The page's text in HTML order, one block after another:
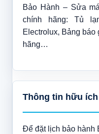
Bảo Hành – Sửa
chính hãng: Tủ
Electrolux, Bảng
hãng…
Thông tin hữu ích
Để đặt lịch bảo hành